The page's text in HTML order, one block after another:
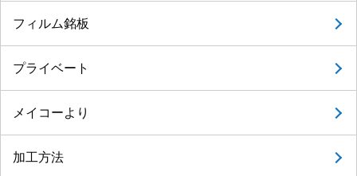
フィルム銘板
プライベート
メイコーより
加工方法